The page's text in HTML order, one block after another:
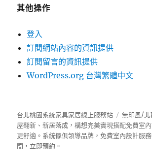
其他操作
登入
訂閱網站內容的資訊提供
訂閱留言的資訊提供
WordPress.org 台灣繁體中文
台北桃園系統家具家居線上服務站
無印風/北
屋翻新、新居落成，構想完美實現搭配免費室
更舒適。 系統傢俱領導品牌，免費室內設計服
間，立即預約。